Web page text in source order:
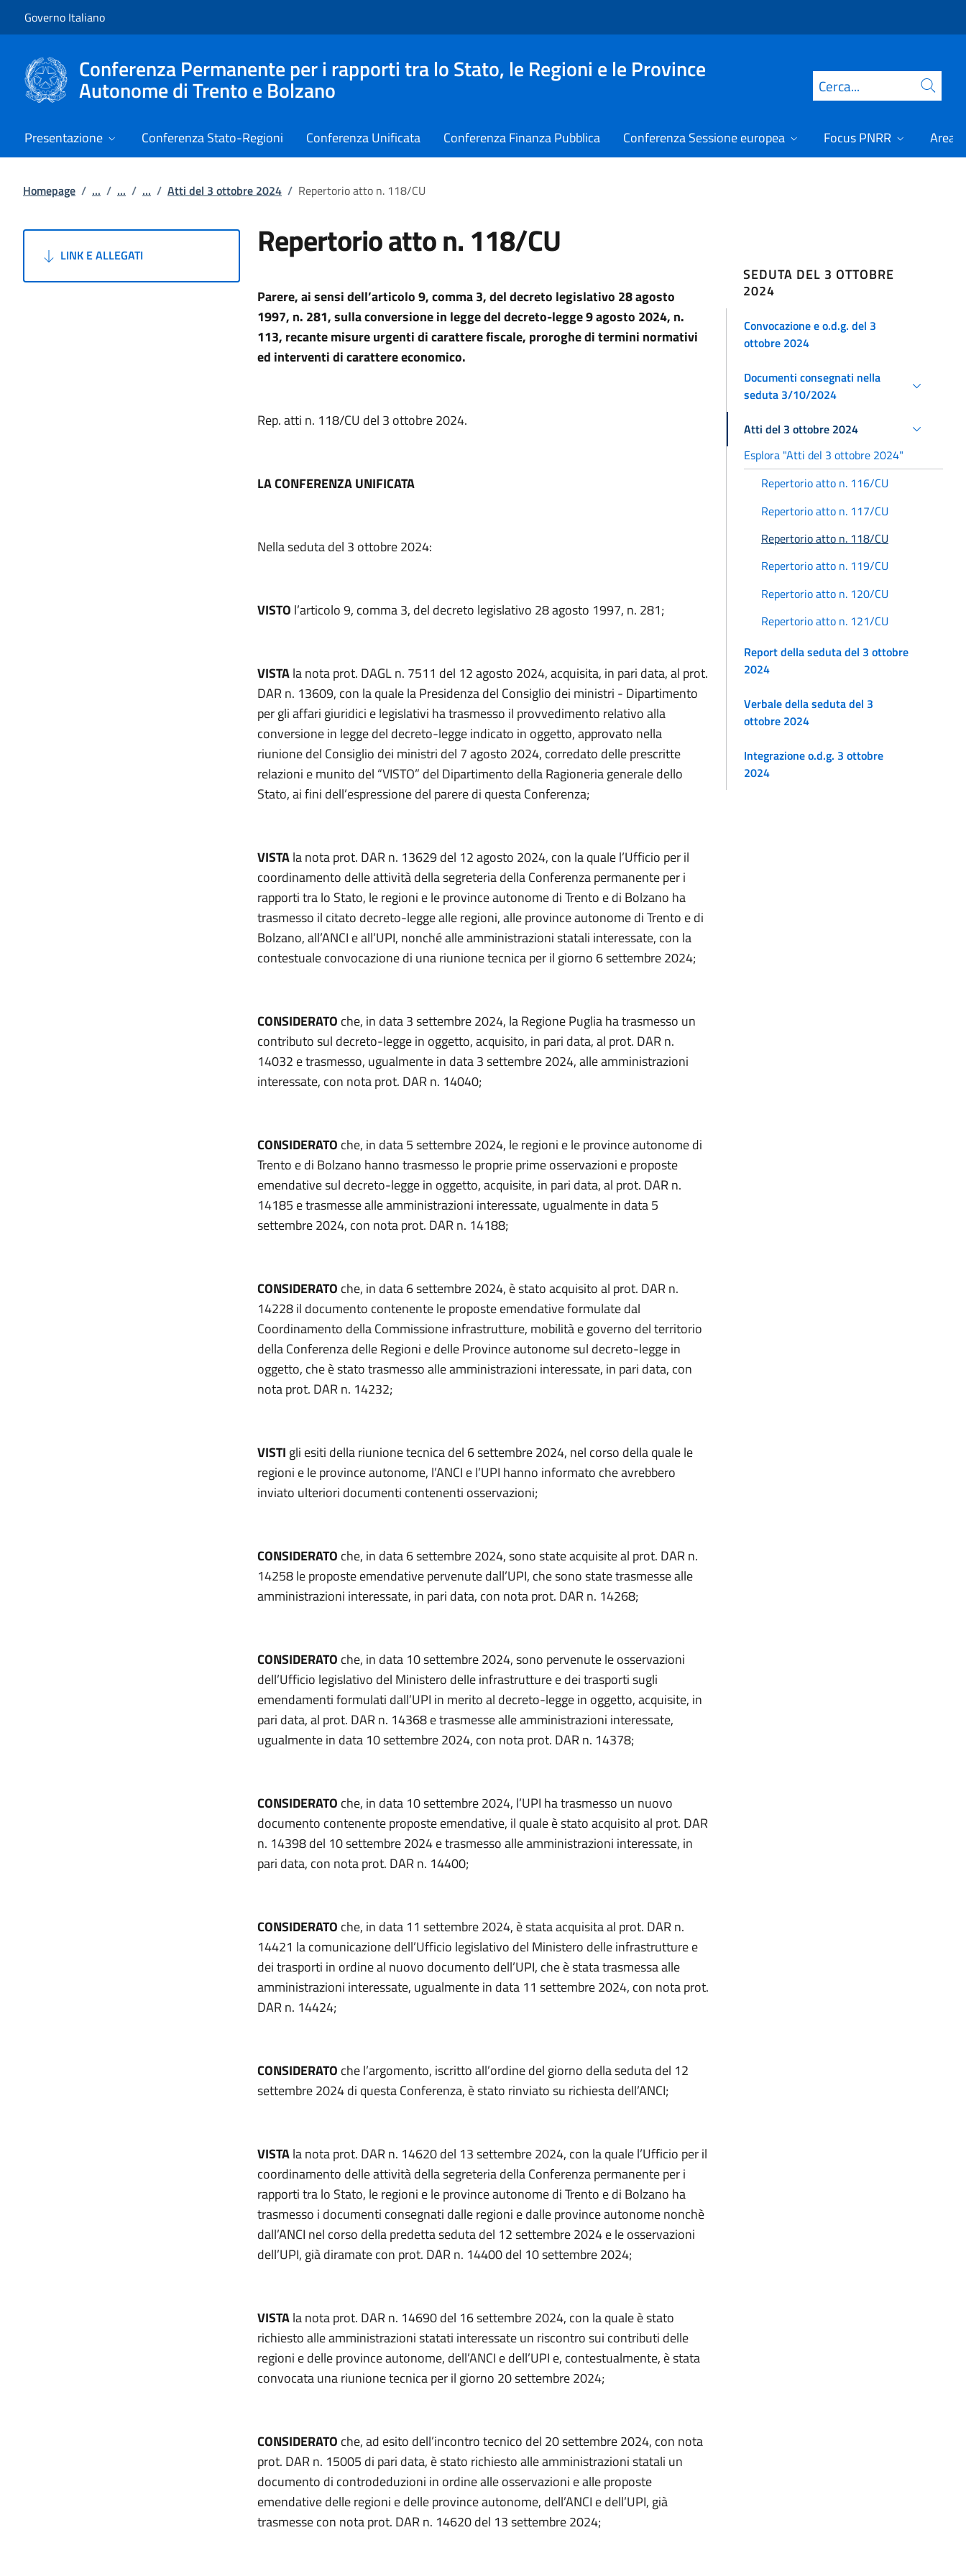
Governo Italiano
Conferenza Permanente per i rapporti tra lo Stato, le Regioni e le Province
Autonome di Trento e Bolzano Cerca
Presentazione Conferenza Stato-Regioni Conferenza Unificata Conferenza Finanza Pubblica Conferenza Sessione europea Focus PNRR Area
Homepage / ... / ... / ... / Atti del 3 ottobre 2024 / Repertorio atto n. 118/CU
LINK E ALLEGATI Repertorio atto n. 118/CU
Parere, ai sensi dell’articolo 9, comma 3, del decreto legislativo 28 agosto
1997, n. 281, sulla conversione in legge del decreto-legge 9 agosto 2024, n.
113, recante misure urgenti di carattere fiscale, proroghe di termini normativi
ed interventi di carattere economico.
Rep. atti n. 118/CU del 3 ottobre 2024.
LA CONFERENZA UNIFICATA
Nella seduta del 3 ottobre 2024:
VISTO l’articolo 9, comma 3, del decreto legislativo 28 agosto 1997, n. 281;
VISTAla nota prot. DAGL n. 7511 del 12 agosto 2024, acquisita, in pari data, al prot.
DAR n. 13609, con la quale la Presidenza del Consiglio dei ministri - Dipartimento
per gli affari giuridici e legislativi ha trasmesso il provvedimento relativo alla
conversione in legge del decreto-legge indicato in oggetto, approvato nella
riunione del Consiglio dei ministri del 7 agosto 2024, corredato delle prescritte
relazioni e munito del “VISTO” del Dipartimento della Ragioneria generale dello
Stato, ai fini dell’espressione del parere di questa Conferenza;
VISTAla nota prot. DAR n. 13629 del 12 agosto 2024, con la quale l’Ufficio per il
coordinamento delle attività della segreteria della Conferenza permanente per i
rapporti tra lo Stato, le regioni e le province autonome di Trento e di Bolzano ha
trasmesso il citato decreto-legge alle regioni, alle province autonome di Trento e di
Bolzano, all’ANCI e all’UPI, nonché alle amministrazioni statali interessate, con la
contestuale convocazione di una riunione tecnica per il giorno 6 settembre 2024;
CONSIDERATO che, in data 3 settembre 2024, la Regione Puglia ha trasmesso un
contributo sul decreto-legge in oggetto, acquisito, in pari data, al prot. DAR n.
14032 e trasmesso, ugualmente in data 3 settembre 2024, alle amministrazioni
interessate, con nota prot. DAR n. 14040;
CONSIDERATO che, in data 5 settembre 2024, le regioni e le province autonome di
Trento e di Bolzano hanno trasmesso le proprie prime osservazioni e proposte
emendative sul decreto-legge in oggetto, acquisite, in pari data, al prot. DAR n.
14185 e trasmesse alle amministrazioni interessate, ugualmente in data 5
settembre 2024, con nota prot. DAR n. 14188;
CONSIDERATO che, in data 6 settembre 2024, è stato acquisito al prot. DAR n.
14228 il documento contenente le proposte emendative formulate dal
Coordinamento della Commissione infrastrutture, mobilità e governo del territorio
della Conferenza delle Regioni e delle Province autonome sul decreto-legge in
oggetto, che è stato trasmesso alle amministrazioni interessate, in pari data, con
nota prot. DAR n. 14232;
VISTI gli esiti della riunione tecnica del 6 settembre 2024, nel corso della quale le
regioni e le province autonome, l’ANCI e l’UPI hanno informato che avrebbero
inviato ulteriori documenti contenenti osservazioni;
CONSIDERATO che, in data 6 settembre 2024, sono state acquisite al prot. DAR n.
14258 le proposte emendative pervenute dall’UPI, che sono state trasmesse alle
amministrazioni interessate, in pari data, con nota prot. DAR n. 14268;
CONSIDERATO che, in data 10 settembre 2024, sono pervenute le osservazioni
dell’Ufficio legislativo del Ministero delle infrastrutture e dei trasporti sugli
emendamenti formulati dall’UPI in merito al decreto-legge in oggetto, acquisite, in
pari data, al prot. DAR n. 14368 e trasmesse alle amministrazioni interessate,
ugualmente in data 10 settembre 2024, con nota prot. DAR n. 14378;
CONSIDERATO che, in data 10 settembre 2024, l’UPI ha trasmesso un nuovo
documento contenente proposte emendative, il quale è stato acquisito al prot. DAR
n. 14398 del 10 settembre 2024 e trasmesso alle amministrazioni interessate, in
pari data, con nota prot. DAR n. 14400;
CONSIDERATO che, in data 11 settembre 2024, è stata acquisita al prot. DAR n.
14421 la comunicazione dell’Ufficio legislativo del Ministero delle infrastrutture e
dei trasporti in ordine al nuovo documento dell’UPI, che è stata trasmessa alle
amministrazioni interessate, ugualmente in data 11 settembre 2024, con nota prot.
DAR n. 14424;
CONSIDERATO che l’argomento, iscritto all’ordine del giorno della seduta del 12
settembre 2024 di questa Conferenza, è stato rinviato su richiesta dell’ANCI;
VISTAla nota prot. DAR n. 14620 del 13 settembre 2024, con la quale l’Ufficio per il
coordinamento delle attività della segreteria della Conferenza permanente per i
rapporti tra lo Stato, le regioni e le province autonome di Trento e di Bolzano ha
trasmesso i documenti consegnati dalle regioni e dalle province autonome nonchè
dall’ANCI nel corso della predetta seduta del 12 settembre 2024 e le osservazioni
dell’UPI, già diramate con prot. DAR n. 14400 del 10 settembre 2024;
VISTAla nota prot. DAR n. 14690 del 16 settembre 2024, con la quale è stato
richiesto alle amministrazioni statati interessate un riscontro sui contributi delle
regioni e delle province autonome, dell’ANCI e dell’UPI e, contestualmente, è stata
convocata una riunione tecnica per il giorno 20 settembre 2024;
CONSIDERATO che, ad esito dell’incontro tecnico del 20 settembre 2024, con nota
prot. DAR n. 15005 di pari data, è stato richiesto alle amministrazioni statali un
documento di controdeduzioni in ordine alle osservazioni e alle proposte
emendative delle regioni e delle province autonome, dell’ANCI e dell’UPI, già
trasmesse con nota prot. DAR n. 14620 del 13 settembre 2024;
SEDUTA DEL 3 OTTOBRE
2024
Convocazione e o.d.g. del 3
ottobre 2024
Documenti consegnati nella
seduta 3/10/2024
Atti del 3 ottobre 2024
Esplora "Atti del 3 ottobre 2024"
Repertorio atto n. 116/CU
Repertorio atto n. 117/CU
Repertorio atto n. 118/CU
Repertorio atto n. 119/CU
Repertorio atto n. 120/CU
Repertorio atto n. 121/CU
Report della seduta del 3 ottobre
2024
Verbale della seduta del 3
ottobre 2024
Integrazione o.d.g. 3 ottobre
2024